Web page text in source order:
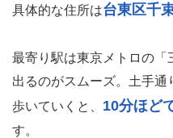
具体的な住所は台東区千
最寄り駅は東京メトロの「
出るのがスムーズ。土手通
歩いていくと、 10分ほど
す。